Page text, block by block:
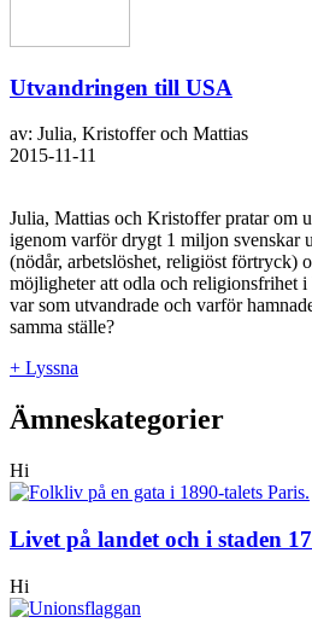
Utvandringen till USA
av: Julia, Kristoffer och Mattias
2015-11-11
Julia, Mattias och Kristoffer pratar om
igenom varför drygt 1 miljon svenskar
(nödår, arbetslöshet, religiöst förtryck)
möjligheter att odla och religionsfrihet
var som utvandrade och varför
samma ställe?
+ Lyssna
Ämneskategorier
Hi
Livet på landet och i staden
Hi